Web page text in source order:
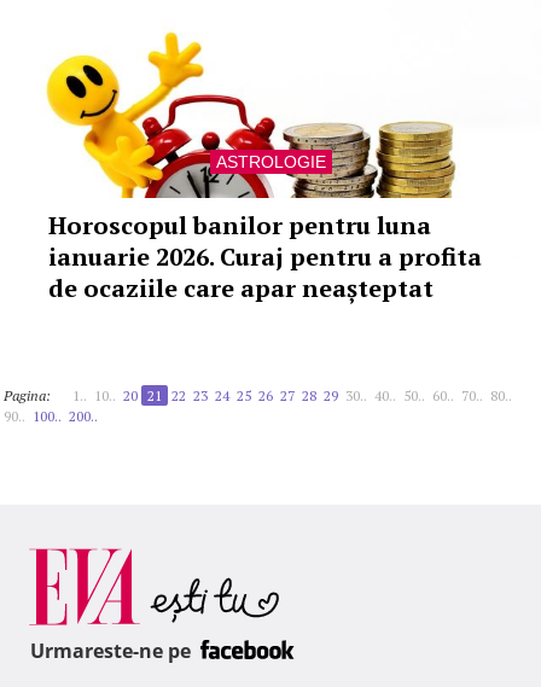
ASTROLOGIE
Horoscopul banilor pentru luna
ianuarie 2026. Curaj pentru a profita
de ocaziile care apar neașteptat
Pagina: 1.. 10.. 20 21 22 23 24 25 26 27 28 29 30.. 40.. 50.. 60.. 70.. 80..
90.. 100.. 200..
Urmareste-ne pe